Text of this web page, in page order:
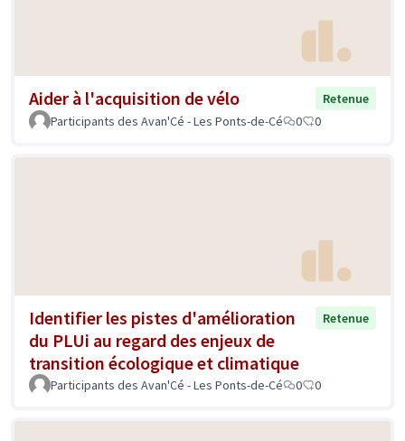
Aider à l'acquisition de vélo
Retenue
Participants des Avan'Cé - Les Ponts-de-Cé
0 0
Identifier les pistes d'amélioration
du PLUi au regard des enjeux de
transition écologique et climatique
Retenue
Participants des Avan'Cé - Les Ponts-de-Cé 0 0